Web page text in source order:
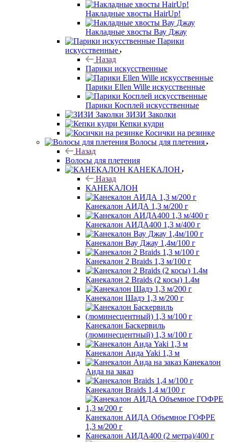
Накладные хвосты HairUp!
Накладные хвосты Вау Джау
Парики
искусственные
Назад
Парики искусственные
Парики Ellen Wille искусственные
Парики Косплей искусственные
ЗИЗИ Заколки
Кепки кудри
Косички на резинке
Волосы для плетения
Назад
Волосы для плетения
КАНЕКАЛОН
Назад
КАНЕКАЛОН
Канекалон АИДА 1,3 м/200 г
Канекалон АИДА400 1,3 м/400 г
Канекалон Вау Джау 1,4м/100 г
Канекалон 2 Braids 1,3 м/100 г
Канекалон 2 Braids (2 косы) 1.4м
Канекалон Шадэ 1,3 м/200 г
Канекалон Баскервиль
(люминесцентный) 1,3 м/100 г
Канекалон Аида Yaki 1,3 м
Канекалон
Аида на заказ
Канекалон Braids 1,4 м/100 г
Канекалон АИДА Объемное ГОФРЕ
1,3 м/200 г
Канекалон АИДА400 (2 метра)/400 г